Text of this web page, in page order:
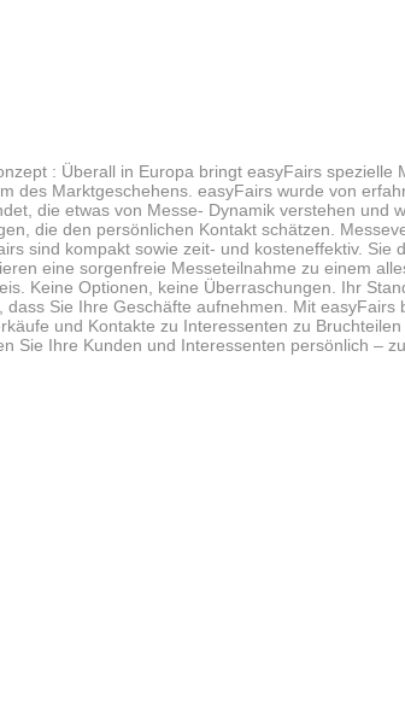
: Überall in Europa bringt easyFairs spezielle
des Marktgeschehens. easyFairs wurde von
die etwas von Messe- Dynamik verstehen und
die den persönlichen Kontakt schätzen.
sind kompakt sowie zeit- und kosteneffektiv. Sie
eine sorgenfreie Messeteilnahme zu einem
Keine Optionen, keine Überraschungen. Ihr
dass Sie Ihre Geschäfte aufnehmen. Mit easyFairs
und Kontakte zu Interessenten zu
Sie Ihre Kunden und Interessenten persönlich –